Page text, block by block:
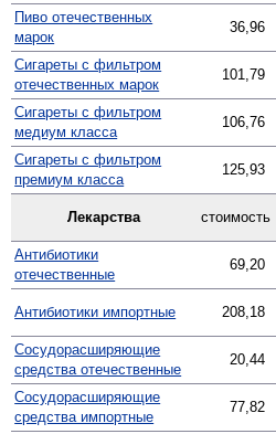
Пиво отечественных
марок
36,96
Сигареты с фильтром
отечественных марок
101,79
Сигареты с фильтром
медиум класса
106,76
Сигареты с фильтром
премиум класса
125,93
Лекарства стоимость
Антибиотики
отечественные
69,20
Антибиотики импортные 208,18
Сосудо­расширяющие
средства отечественные
20,44
Сосуд­орасширяющие
средства импортные
77,82